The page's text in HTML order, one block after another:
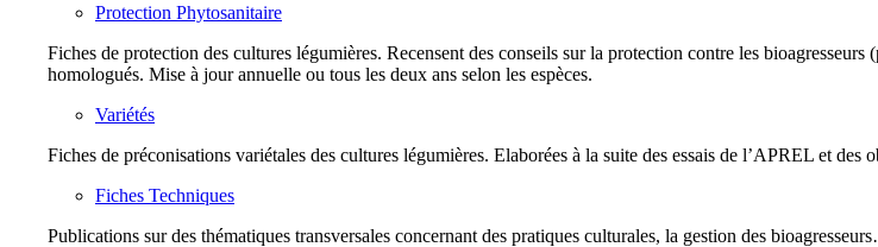
Protection Phytosanitaire
Fiches de protection des cultures légumières. Recensent des conseils sur la protection contre les
homologués. Mise à jour annuelle ou tous les deux ans selon les espèces.
Variétés
Fiches de préconisations variétales des cultures légumières. Elaborées à la suite des essais de l’APREL et
Fiches Techniques
Publications sur des thématiques transversales concernant des pratiques culturales, la gestion des